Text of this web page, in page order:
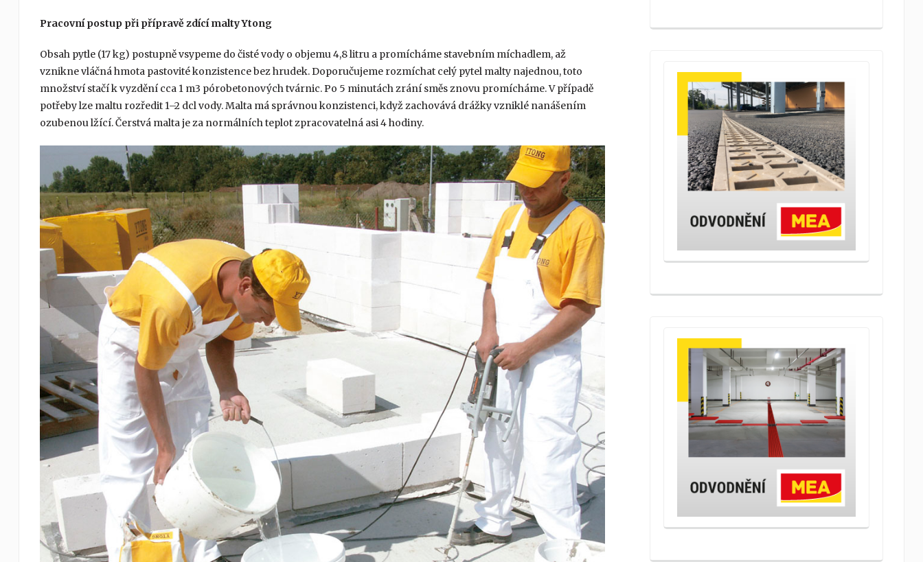
Pracovní postup při přípravě zdící malty Ytong
Obsah pytle (17 kg) postupně vsypeme do čisté vody o objemu 4,8 litru a promícháme stavebním míchadlem, až
vznikne vláčná hmota pastovité konzistence bez hrudek. Doporučujeme rozmíchat celý pytel malty najednou, toto
množství stačí k vyzdění cca 1 m3 pórobetonových tvárnic. Po 5 minutách zrání směs znovu promícháme. V případě
potřeby lze maltu rozředit 1–2 dcl vody. Malta má správnou konzistenci, když zachovává drážky vzniklé nanášením
ozubenou lžící. Čerstvá malta je za normálních teplot zpracovatelná asi 4 hodiny.